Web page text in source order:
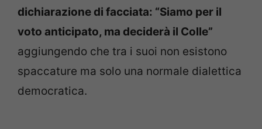
dichiarazione di facciata: “Siamo per il
voto anticipato, ma deciderà il Colle”
aggiungendo che tra i suoi non esistono
spaccature ma solo una normale dialettica
democratica.